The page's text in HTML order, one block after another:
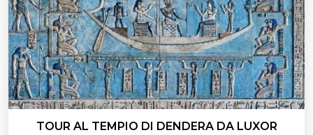
TOUR AL TEMPIO DI DENDERA DA LUXOR